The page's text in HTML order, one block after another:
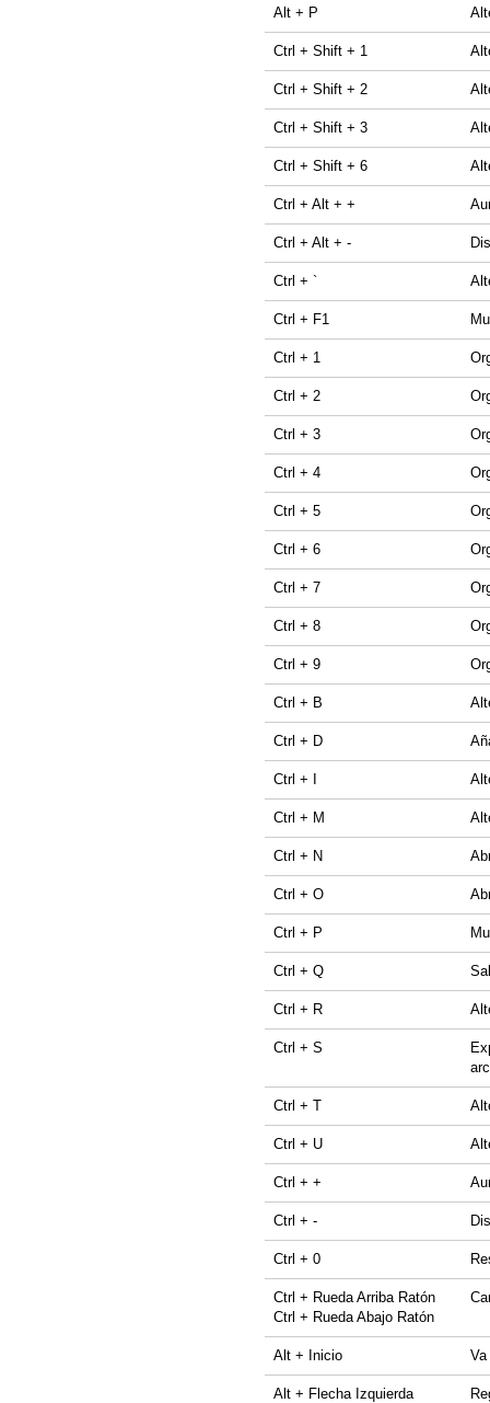
Alt + P
Ctrl + Shift + 1
Ctrl + Shift + 2
Ctrl + Shift + 3
Ctrl + Shift + 6
Ctrl + Alt + +
Ctrl + Alt + -
Ctrl + `
Ctrl + F1
Ctrl + 1
Ctrl + 2
Ctrl + 3
Ctrl + 4
Ctrl + 5
Ctrl + 6
Ctrl + 7
Ctrl + 8
Ctrl + 9
Ctrl + B
Ctrl + D
Ctrl + I
Ctrl + M
Ctrl + N
Ctrl + O
Ctrl + P
Ctrl + Q
Ctrl + R
Ctrl + S
Ctrl + T
Ctrl + U
Ctrl + +
Ctrl + -
Ctrl + 0
Ctrl + Rueda Arriba Ratón
Ctrl + Rueda Abajo Ratón
Alt + Inicio
Alt + Flecha Izquierda